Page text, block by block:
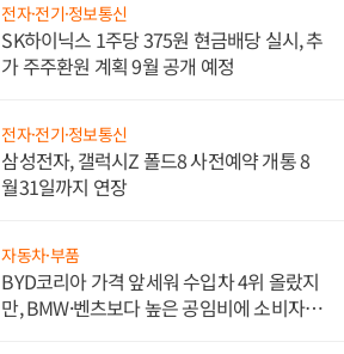
전자·전기·정보통신
SK하이닉스 1주당 375원 현금배당 실시, 추
가 주주환원 계획 9월 공개 예정
전자·전기·정보통신
삼성전자, 갤럭시Z 폴드8 사전예약 개통 8
월31일까지 연장
자동차·부품
BYD코리아 가격 앞세워 수입차 4위 올랐지
만, BMW·벤츠보다 높은 공임비에 소비자